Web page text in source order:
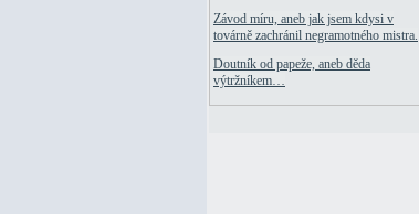
Závod míru, aneb jak jsem kdysi v
továrně zachránil negramotného mistra.
Doutník od papeže, aneb děda
výtržníkem…